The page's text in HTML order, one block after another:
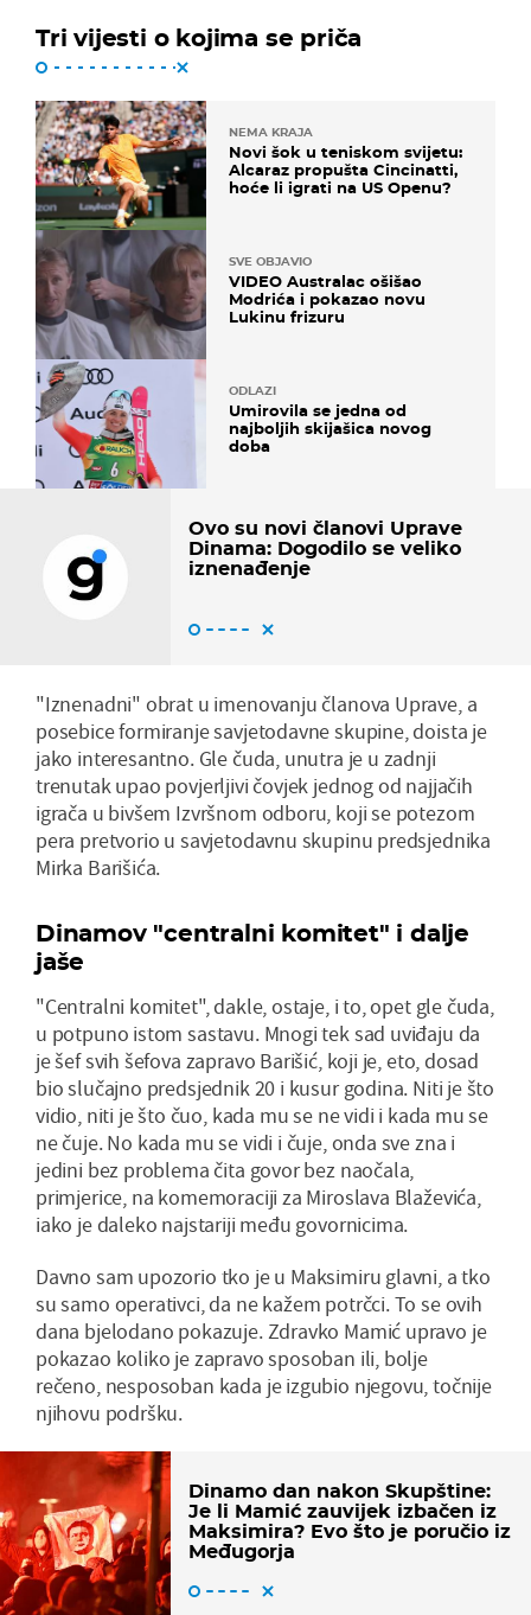
Tri vijesti o kojima se priča
NEMA KRAJA
Novi šok u teniskom svijetu:
Alcaraz propušta Cincinatti,
hoće li igrati na US Openu?
SVE OBJAVIO
VIDEO Australac ošišao
Modrića i pokazao novu
Lukinu frizuru
ODLAZI
Umirovila se jedna od
najboljih skijašica novog
doba
Ovo su novi članovi Uprave
Dinama: Dogodilo se veliko
iznenađenje
"Iznenadni" obrat u imenovanju članova Uprave, a
posebice formiranje savjetodavne skupine, doista je
jako interesantno. Gle čuda, unutra je u zadnji
trenutak upao povjerljivi čovjek jednog od najjačih
igrača u bivšem Izvršnom odboru, koji se potezom
pera pretvorio u savjetodavnu skupinu predsjednika
Mirka Barišića.
Dinamov "centralni komitet" i dalje
jaše
"Centralni komitet", dakle, ostaje, i to, opet gle čuda,
u potpuno istom sastavu. Mnogi tek sad uviđaju da
je šef svih šefova zapravo Barišić, koji je, eto, dosad
bio slučajno predsjednik 20 i kusur godina. Niti je što
vidio, niti je što čuo, kada mu se ne vidi i kada mu se
ne čuje. No kada mu se vidi i čuje, onda sve zna i
jedini bez problema čita govor bez naočala,
primjerice, na komemoraciji za Miroslava Blaževića,
iako je daleko najstariji među govornicima.
Davno sam upozorio tko je u Maksimiru glavni, a tko
su samo operativci, da ne kažem potrčci. To se ovih
dana bjelodano pokazuje. Zdravko Mamić upravo je
pokazao koliko je zapravo sposoban ili, bolje
rečeno, nesposoban kada je izgubio njegovu, točnije
njihovu podršku.
Dinamo dan nakon Skupštine:
Je li Mamić zauvijek izbačen iz
Maksimira? Evo što je poručio iz
Međugorja